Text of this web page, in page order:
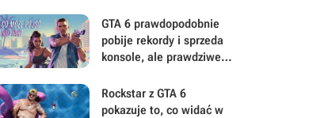
FPS-y lat 90.
GTA 6 prawdopodobnie
pobije rekordy i sprzeda
konsole, ale prawdziwe
będą musieli mu
wybaczyć
Rockstar z GTA 6
pokazuje to, co widać w